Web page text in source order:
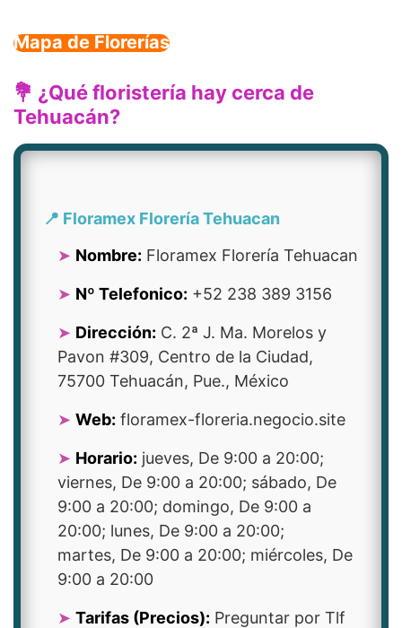
Mapa de Florerías
💐 ¿Qué floristería hay cerca de
Tehuacán?
📍 Floramex Florería Tehuacan
Nombre: Floramex Florería Tehuacan
Nº Telefonico: +52 238 389 3156
Dirección: C. 2ª J. Ma. Morelos y
Pavon #309, Centro de la Ciudad,
75700 Tehuacán, Pue., México
Web: floramex-floreria.negocio.site
Horario: jueves, De 9:00 a 20:00;
viernes, De 9:00 a 20:00; sábado, De
9:00 a 20:00; domingo, De 9:00 a
20:00; lunes, De 9:00 a 20:00;
martes, De 9:00 a 20:00; miércoles, De
9:00 a 20:00
Tarifas (Precios): Preguntar por Tlf